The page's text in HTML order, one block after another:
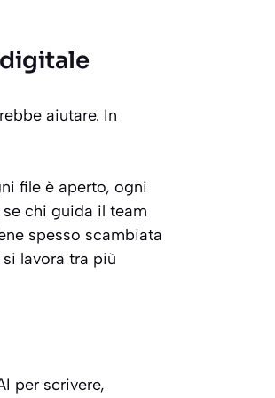
aiutare. In
file è aperto, ogni
chi guida il team
spesso scambiata
lavora tra più
per scrivere,